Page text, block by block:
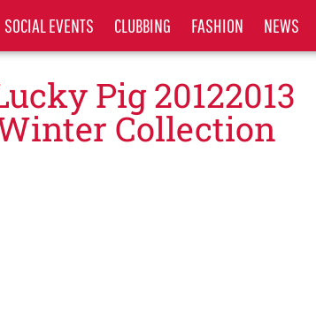
SOCIAL EVENTS CLUBBING FASHION NEWS
Pig 20122013
Collection